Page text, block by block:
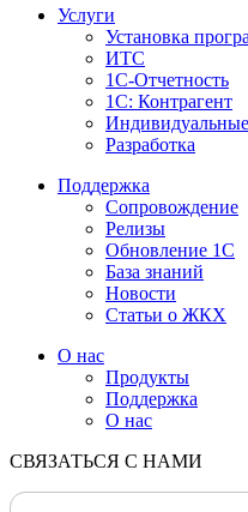
Услуги
Установка
ИТС
1С-Отчетность
1С: Контрагент
Разработка
Поддержка
Сопровождение
Релизы
Обновление 1С
База знаний
Новости
Статьи о ЖКХ
О нас
Продукты
Поддержка
О нас
СВЯЗАТЬСЯ С НАМИ